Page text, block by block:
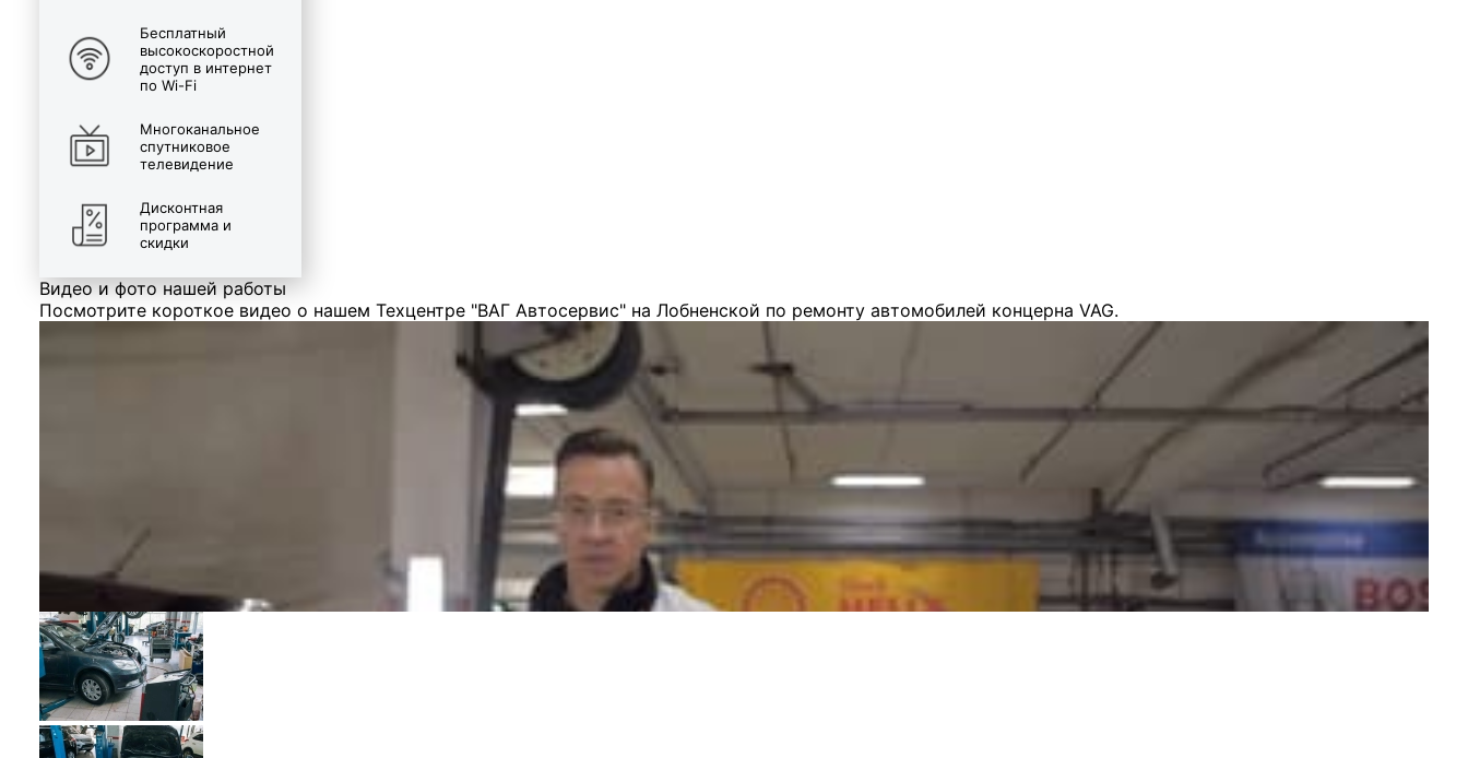
Бесплатный
высокоскоростной
доступ в интернет
по Wi-Fi
Многоканальное
спутниковое
телевидение
Дисконтная
программа и
скидки
Видео и фото нашей работы
Посмотрите короткое видео о нашем Техцентре "ВАГ Автосервис" на Лобненской по ремонту автомобилей концерна VAG.